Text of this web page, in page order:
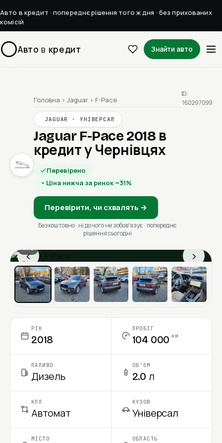
Авто в кредит · попереднє рішення того ж дня · без прихованих
комісій
Авто в кредит Знайти авто
Головна › Jaguar › F-Pace
JAGUAR · УНІВЕРСАЛ
Jaguar F-Pace 2018 в
кредит у Чернівцях
Перевірено
Ціна нижча за ринок ~31%
Перевірити, чи схвалять →
Безкоштовно · ні до чого не зобовʼязує · попереднє
рішення сьогодні
ID:
160297099
‹ ›
1 / 6
Ціна в місяць
РІК
2018
ПРОБІГ
104 000 км
ПАЛИВО
Дизель
ОБ'ЄМ
2.0 л
КПП
Автомат
КУЗОВ
Універсал
МІСТО ОБЛАСТЬ